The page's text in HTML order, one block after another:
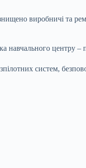
виробничі та
навчального центру
систем,